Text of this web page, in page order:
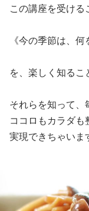
この講座を受ける
《今の季節は、
を、楽しく知るこ
それらを知って、
ココロもカラダも
実現できちゃい